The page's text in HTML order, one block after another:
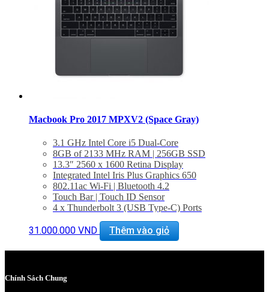
Macbook Pro 2017 MPXV2 (Space Gray)
3.1 GHz Intel Core i5 Dual-Core
8GB of 2133 MHz RAM | 256GB SSD
13.3″ 2560 x 1600 Retina Display
Integrated Intel Iris Plus Graphics 650
802.11ac Wi-Fi | Bluetooth 4.2
Touch Bar | Touch ID Sensor
4 x Thunderbolt 3 (USB Type-C) Ports
Force Touch Trackpad
macOS Sierra
BẢO HÀNH 1 NĂM.
31.000.000 VND Thêm vào giỏ
Chính Sách Chung